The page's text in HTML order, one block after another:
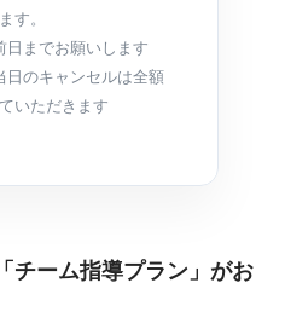
す。
までお願いします
のキャンセルは全額
いただきます
チーム指導プラン」がお